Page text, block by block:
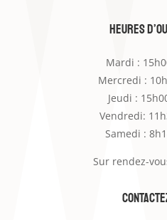
heures
Mardi :
Mercredi :
Jeudi :
Vendredi:
Samedi :
Sur rendez-